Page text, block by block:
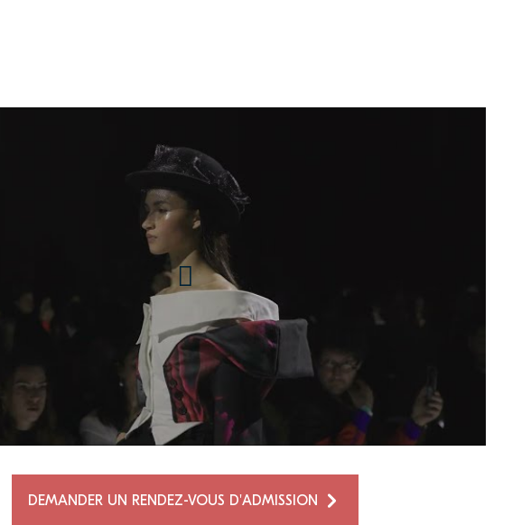
DEMANDER UN RENDEZ-VOUS D'ADMISSION